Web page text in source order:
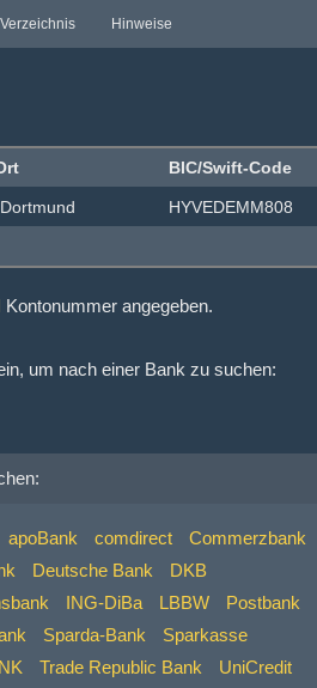
Hinweise
BIC/Swift-Code
HYVEDEMM808
Kontonummer angegeben.
um nach einer Bank zu suchen:
apoBank comdirect
Commerzbank
Deutsche Bank
DKB
ING-DiBa LBBW
Postbank
Sparda-Bank
Sparkasse
Trade Republic Bank
UniCredit